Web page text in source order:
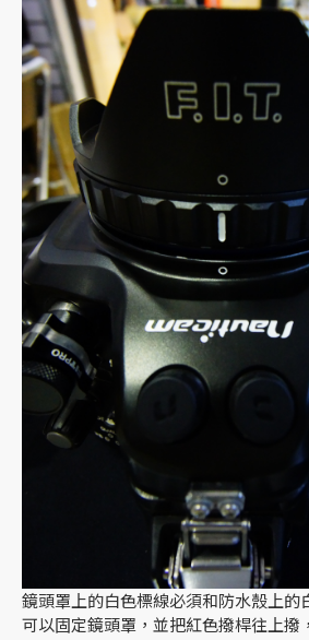
鏡頭罩上的白色標線必須和防水殼上的
可以固定鏡頭罩，並把紅色撥桿往上撥